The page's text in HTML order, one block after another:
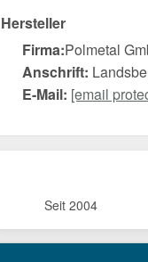
Hersteller
Firma:Polmetal
Anschrift:
E-Mail: [email
Seit 2004